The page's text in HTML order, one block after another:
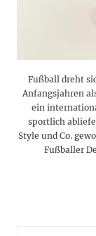
Fußball dreht
Anfangsjahren
ein
sportlich
Style und Co.
Fußballer